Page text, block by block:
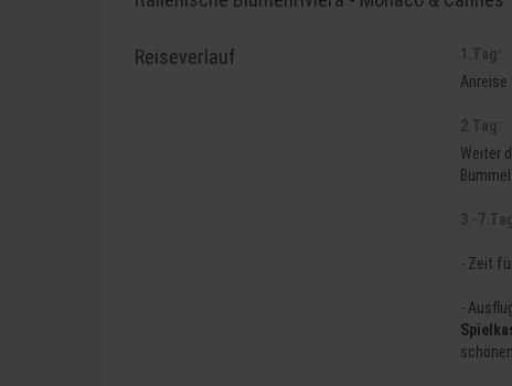
Reiseverlauf
1.Tag:
Anreise
2.Tag:
Weiter
Bummel.
3.-7.Tag:
- Zeit
-